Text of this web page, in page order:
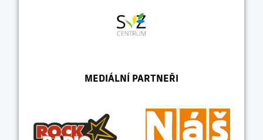
MEDIÁLNÍ PARTNEŘI